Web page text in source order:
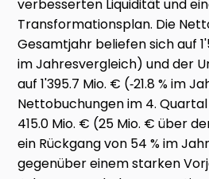
verbesserten Liquidität und
Transformationsplan. Die
Gesamtjahr beliefen sich auf
im Jahresvergleich) und der
auf 1'395.7 Mio. € (‑21.8 % im
Nettobuchungen im 4.
415.0 Mio. € (25 Mio. € über
ein Rückgang von 54 % im
gegenüber einem starken